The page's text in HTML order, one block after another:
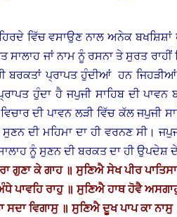
ਵਿੱਚ ਵਸਾਉਣ ਨਾਲ ਅਨੇਕ
ਜਾਂ ਨਾਮ ਨੂੰ ਰਸਨਾ ਤੇ ਸੁਰਤ
ਬਰਕਤਾਂ ਪ੍ਰਾਪਤ ਹੁੰਦੀਆਂ ਹਨ
ਹੁੰਦਾ ਹੈ ਜਪੁਜੀ ਸਾਹਿਬ ਦੀ ਪਾਵਨ
ਦੀ ਪਾਵਨ ਲੜੀ ਵਿੱਚ ਕੱਲ ਜਪੁਜੀ
ਦੀ ਮਹਿਮਾ ਦਾ ਹੀ ਵਰਨਣ ਸੀ।
ਨੂੰ ਸੁਣਨ ਦੀ ਬਰਕਤ ਦਾ ਹੀ ਉਪਦੇਸ਼
ਗੁਣਾ ਕੇ ਗਾਹ ॥ ਸੁਣਿਐ ਸੇਖ ਪੀਰ
ਪਾਵਹਿ ਰਾਹੁ ॥ ਸੁਣਿਐ ਹਾਥ ਹੋਵੈ
ਸਦਾ ਵਿਗਾਸੁ ॥ ਸੁਣਿਐ ਦੂਖ ਪਾਪ ਕਾ ਨਾਸੁ